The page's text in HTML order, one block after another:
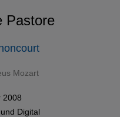
Pastore
Mozart
2008
Digital